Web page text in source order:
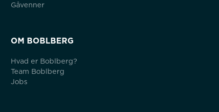
Gåvenner
OM BOBLBERG
Hvad er Boblberg?
Team Boblberg
Jobs